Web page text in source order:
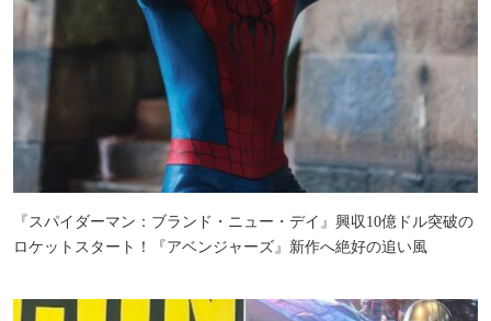
『スパイダーマン：ブランド・ニュー・デイ』興収10億ドル突破の
ロケットスタート！『アベンジャーズ』新作へ絶好の追い風